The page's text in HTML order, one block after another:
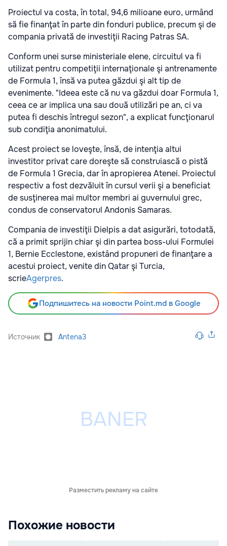
Proiectul va costa, în total, 94,6 milioane euro, urmând
să fie finanţat în parte din fonduri publice, precum şi de
compania privată de investiţii Racing Patras SA.
Conform unei surse ministeriale elene, circuitul va fi
utilizat pentru competiţii internaţionale şi antrenamente
de Formula 1, însă va putea găzdui şi alt tip de
evenimente. "Ideea este că nu va găzdui doar Formula 1,
ceea ce ar implica una sau două utilizări pe an, ci va
putea fi deschis întregul sezon", a explicat funcţionarul
sub condiţia anonimatului.
Acest proiect se loveşte, însă, de intenţia altui
investitor privat care doreşte să construiască o pistă
de Formula 1 Grecia, dar în apropierea Atenei. Proiectul
respectiv a fost dezvăluit în cursul verii şi a beneficiat
de susţinerea mai multor membri ai guvernului grec,
condus de conservatorul Andonis Samaras.
Compania de investiţii Dielpis a dat asigurări, totodată,
că a primit sprijin chiar şi din partea boss-ului Formulei
1, Bernie Ecclestone, existând propuneri de finanţare a
acestui proiect, venite din Qatar şi Turcia,
scrieAgerpres.
Подпишитесь на новости Point.md в Google
Источник Antena3
Разместить рекламу на сайте
Похожие новости